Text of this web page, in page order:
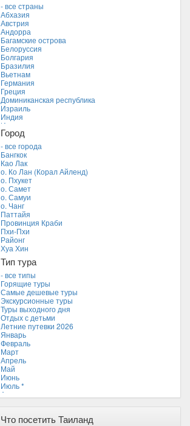
- все страны
Абхазия
Австрия
Андорра
Багамские острова
Белоруссия
Болгария
Бразилия
Вьетнам
Германия
Греция
Доминиканская республика
Израиль
Индия
Индонезия
Иордания
Италия
Камбоджа
Кипр
Куба
Мальдивские острова
Мальта
Новая Зеландия
Объединенные Арабские Эмираты
Перу
Россия
Таиланд *
Тунис
Турция
Финляндия
Франция
Хорватия
Черногория
Чехия
Город
- все города
Бангкок
Као Лак
о. Ко Лан (Корал Айленд)
о. Пхукет
о. Самет
о. Самуи
о. Чанг
Паттайя
Провинция Краби
Пхи-Пхи
Районг
Хуа Хин
Тип тура
- все типы
Горящие туры
Самые дешевые туры
Экскурсионные туры
Туры выходного дня
Отдых с детьми
Летние путевки 2026
Январь
Февраль
Март
Апрель
Май
Июнь
Июль *
Август
Ноябрь
Что посетить Таиланд